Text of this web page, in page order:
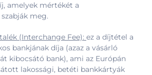
amelyek mértékét a
meg.
(Interchange Fee): ez a díjtétel a
bankjának díja (azaz a vásárló
kibocsátó bank), ami az Európán
lakossági, betéti bankkártyák